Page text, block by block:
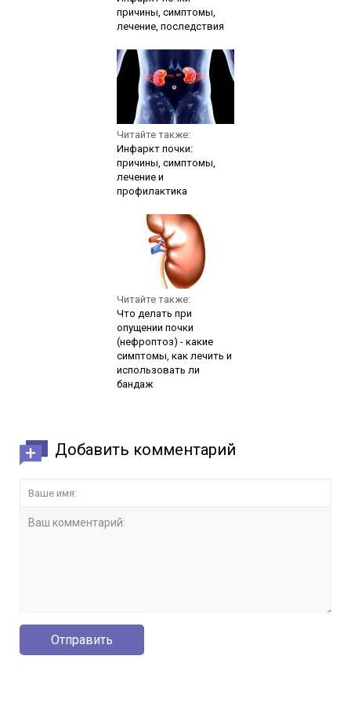
причины, симптомы,
лечение, последствия
Читайте также:
Инфаркт почки:
причины, симптомы,
лечение и
профилактика
Читайте также:
Что делать при
опущении почки
(нефроптоз) - какие
симптомы, как лечить и
использовать ли
бандаж
Добавить комментарий